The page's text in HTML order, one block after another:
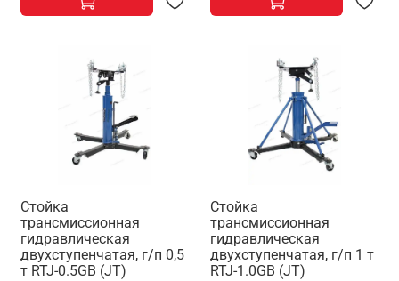
Стойка
трансмиссионная
гидравлическая
двухступенчатая, г/п 0,5
т RTJ-0.5GB (JT)
Стойка
трансмиссионная
гидравлическая
двухступенчатая, г/п 1 т
RTJ-1.0GB (JT)